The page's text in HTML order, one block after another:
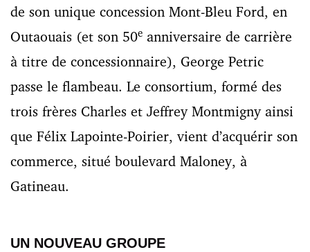
de son unique concession Mont-Bleu Ford, en
Outaouais (et son 50e anniversaire de carrière
à titre de concessionnaire), George Petric
passe le flambeau. Le consortium, formé des
trois frères Charles et Jeffrey Montmigny ainsi
que Félix Lapointe-Poirier, vient d’acquérir son
commerce, situé boulevard Maloney, à
Gatineau.
UN NOUVEAU GROUPE